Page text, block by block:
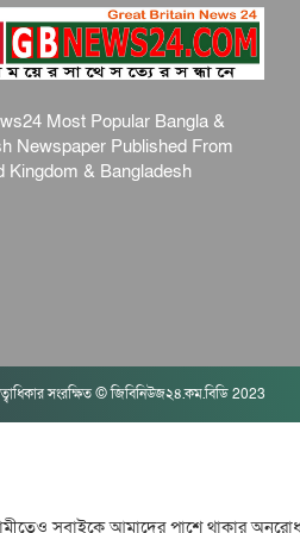
Most Popular Bangla &
Newspaper Published From
Kingdom & Bangladesh
সংরক্ষিত © জিবিনিউজ২৪.কম.বিডি 2023
পাশে থাকার অনুরোধ রইলো।।